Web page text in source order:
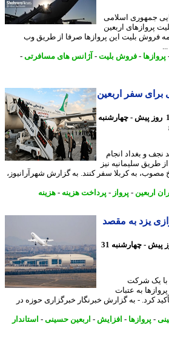
اسلامی
اربعین
بلیت این پروازها صرفا از طریق وب
- فروش بلیت -آژانس های مسافرتی-
سفر اربعین
پیش - چهارشنبه
بغداد انجام
سلیمانیه نیز
به کربلا سفر کنند. به گزارش شهرآرانیوز،
-پرواز-پرداخت هزینه- هزینه
به مقصد
16 روز پیش - چهارشنبه 31
شرکت
به عتبات
- به گزارش خبرنگار خبرگزاری حوزه در
پروازها- افزایش -اربعین حسینی-استاندار